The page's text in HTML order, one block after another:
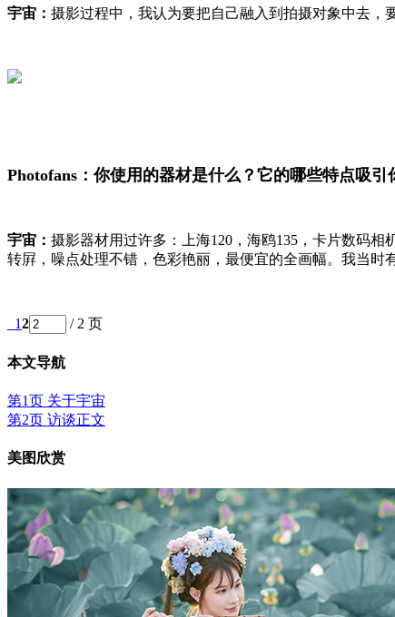
宇宙： 摄影过程中，我认为要把自己融入到拍摄对象中去，
Photofans：你使用的器材是什么？它的哪些特点吸引
宇宙： 摄影器材用过许多：上海120，海鸥135，卡片数码
转屛，噪点处理不错，色彩艳丽，最便宜的全画幅。我当时
12 / 2 页
本文导航
第1页 关于宇宙
第2页 访谈正文
美图欣赏